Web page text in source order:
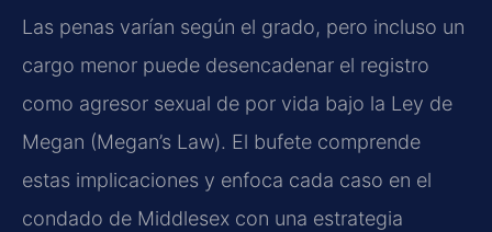
Las penas varían según el grado, pero incluso un
cargo menor puede desencadenar el registro
como agresor sexual de por vida bajo la Ley de
Megan (Megan’s Law). El bufete comprende
estas implicaciones y enfoca cada caso en el
condado de Middlesex con una estrategia